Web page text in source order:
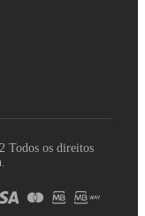
Todos os direitos